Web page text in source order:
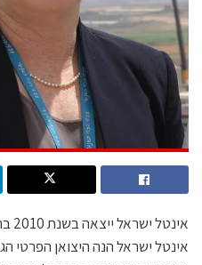
אינטל ישראל הנה היצואן הפרטי